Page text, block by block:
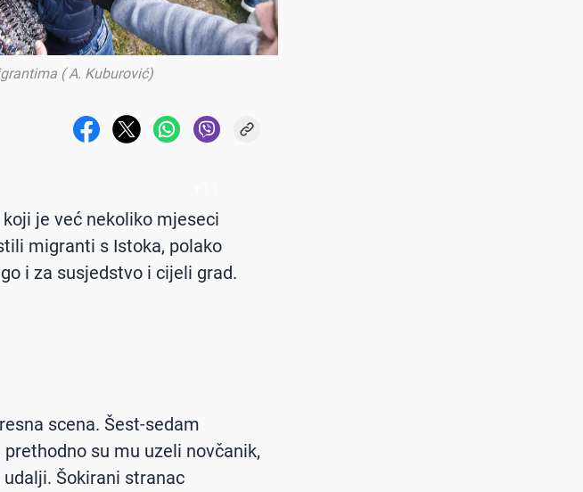
( A. Kuburović)
je već nekoliko mjeseci
migranti s Istoka, polako
i za susjedstvo i cijeli grad.
scena. Šest-sedam
su mu uzeli novčanik,
Šokirani stranac